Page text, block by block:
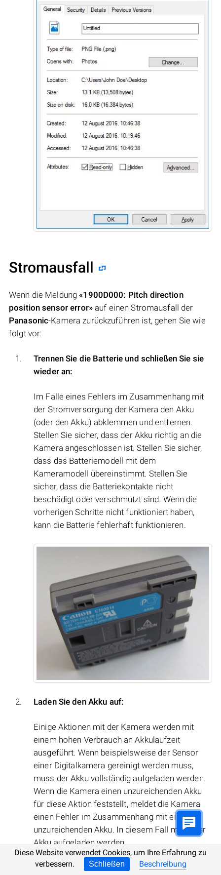
Stromausfall
Wenn die Meldung«1900D000: Pitch direction
position sensor error»auf einen Stromausfall der
Panasonic-Kamera zurückzuführen ist, gehen Sie wie
folgt vor:
Trennen Sie die Batterie und schließen Sie sie
wieder an:
Im Falle eines Fehlers im Zusammenhang mit
der Stromversorgung der Kamera den Akku
(oder den Akku) abklemmen und entfernen.
Stellen Sie sicher, dass der Akku richtig an die
Kamera angeschlossen ist. Stellen Sie sicher,
dass das Batteriemodell mit dem
Kameramodell übereinstimmt. Stellen Sie
sicher, dass die Batteriekontakte nicht
beschädigt oder verschmutzt sind. Wenn die
vorherigen Schritte nicht funktioniert haben,
kann die Batterie fehlerhaft funktionieren.
Laden Sie den Akku auf:
Einige Aktionen mit der Kamera werden mit
einem hohen Verbrauch an Akkulaufzeit
ausgeführt. Wenn beispielsweise der Sensor
einer Digitalkamera gereinigt werden muss,
muss der Akku vollständig aufgeladen werden.
Wenn die Kamera einen unzureichenden Akku
für diese Aktion feststellt, meldet die Kamera
einen Fehler im Zusammenhang mit einem
unzureichenden Akku. In diesem Fall muss der
Akku aufgeladen werden.
Kühlen Sie den Akku ab:
Diese Website verwendet Cookies, um Ihre Erfahrung zu
verbessern.
Schließen Beschreibung